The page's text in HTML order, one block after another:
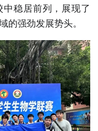
稳居前列，展现了
的强劲发展势头。